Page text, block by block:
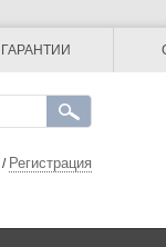
ГАРАНТИИ
/ Регистрация